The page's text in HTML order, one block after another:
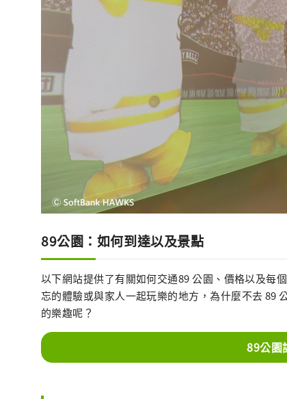
89公園：如何到達以及景點
以下網站提供了有關如何交通89 公園、價格以及每
忘的體驗或與家人一起玩樂的地方，為什麼不去 89
的樂趣呢？
89公園